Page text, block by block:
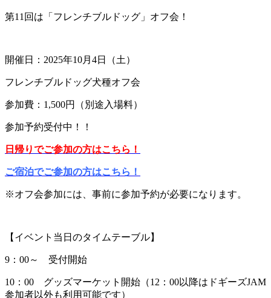
第11回は「フレンチブルドッグ」オフ会！
開催日：2025年10月4日（土）
フレンチブルドッグ犬種オフ会
参加費：1,500円（別途入場料）
参加予約受付中！！
日帰りでご参加の方はこちら！
ご宿泊でご参加の方はこちら！
※オフ会参加には、事前に参加予約が必要になります。
【イベント当日のタイムテーブル】
9：00～ 受付開始
10：00 グッズマーケット開始（12：00以降はドギーズJAM
参加者以外も利用可能です）